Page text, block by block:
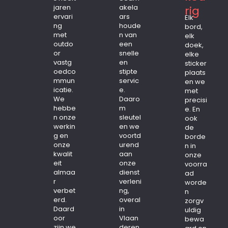
jaren
ervari
ng
met
outdo
or
vastg
oedco
mmun
icatie.
We
hebbe
n onze
werkin
g en
onze
kwalit
eit
almaa
r
verbet
erd.
Daard
oor
akela
ars
houde
n van
een
snelle
en
stipte
servic
e.
Daaro
m
sleutel
en we
voortd
urend
aan
onze
dienst
verleni
ng,
overal
in
Vlaan
rig
Elk
bord,
elk
doek,
elke
sticker
plaats
en we
met
precisi
e. En
ook
de
borde
n in
onze
voorra
ad
worde
n
zorgv
uldig
bewa